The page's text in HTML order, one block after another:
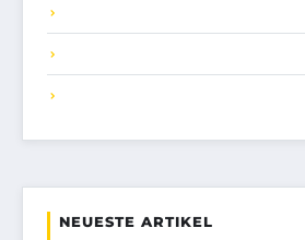
NEUESTE ARTIKEL